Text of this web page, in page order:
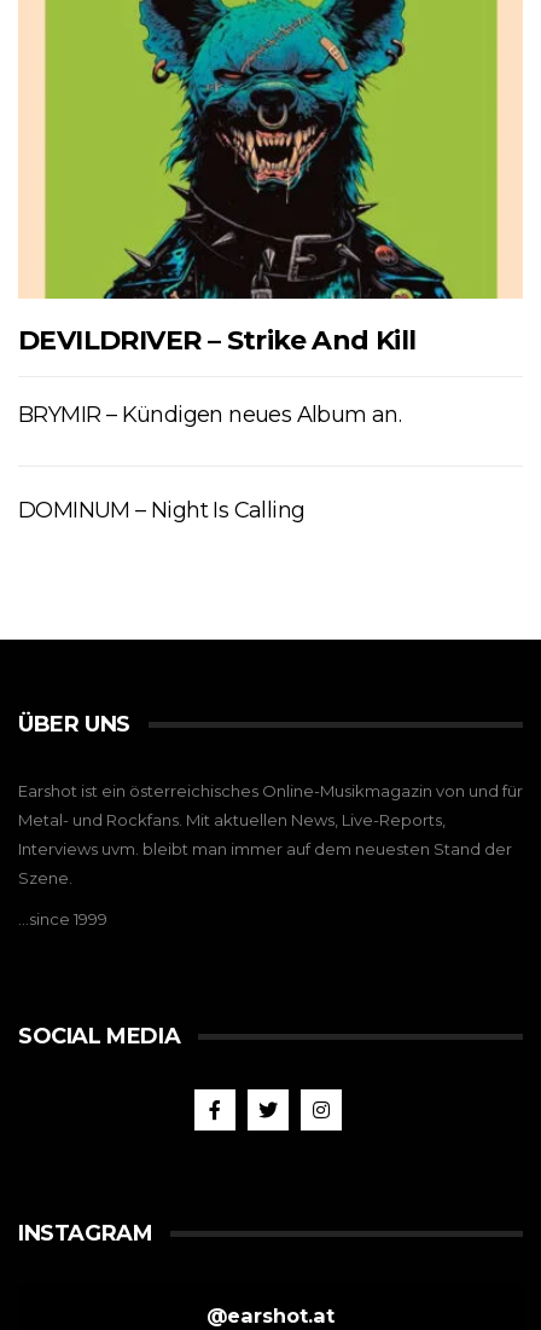
DEVILDRIVER – Strike And Kill
BRYMIR – Kündigen neues Album an.
DOMINUM – Night Is Calling
ÜBER UNS
Earshot ist ein österreichisches Online-Musikmagazin von und für
Metal- und Rockfans. Mit aktuellen News, Live-Reports,
Interviews uvm. bleibt man immer auf dem neuesten Stand der
Szene.
…since 1999
SOCIAL MEDIA
INSTAGRAM
@earshot.at